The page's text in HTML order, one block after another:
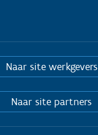
Naar site werkgevers
Naar site partners